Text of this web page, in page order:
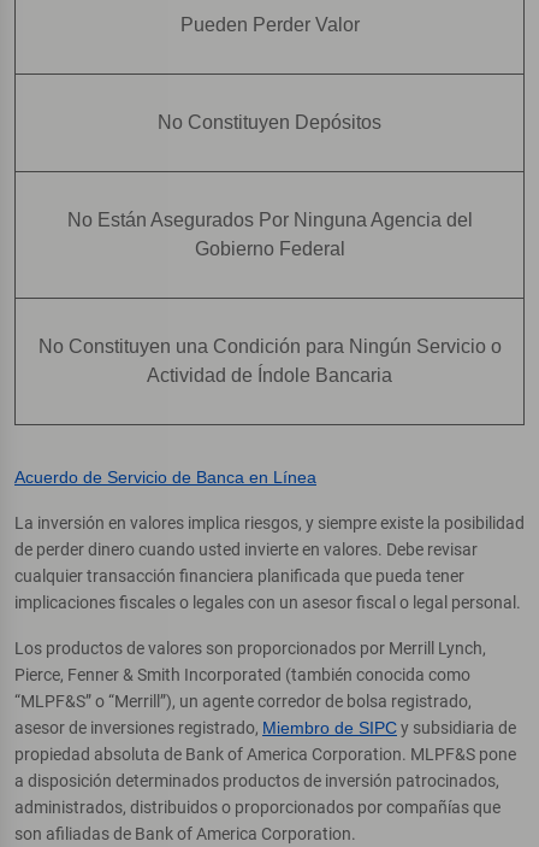
Pueden Perder Valor
No Constituyen Depósitos
No Están Asegurados Por Ninguna Agencia del
Gobierno Federal
No Constituyen una Condición para Ningún Servicio o
Actividad de Índole Bancaria
Acuerdo de Servicio de Banca en Línea
La inversión en valores implica riesgos, y siempre existe la posibilidad
de perder dinero cuando usted invierte en valores. Debe revisar
cualquier transacción financiera planificada que pueda tener
implicaciones fiscales o legales con un asesor fiscal o legal personal.
Los productos de valores son proporcionados por Merrill Lynch,
Pierce, Fenner & Smith Incorporated (también conocida como
“MLPF&S” o “Merrill”), un agente corredor de bolsa registrado,
asesor de inversiones registrado, Miembro de SIPCy subsidiaria de
propiedad absoluta de Bank of America Corporation. MLPF&S pone
a disposición determinados productos de inversión patrocinados,
administrados, distribuidos o proporcionados por compañías que
son afiliadas de Bank of America Corporation.